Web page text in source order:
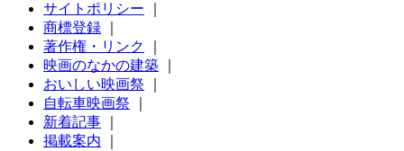
サイトポリシー
商標登録
著作権・リンク
映画のなかの建築
おいしい映画祭
自転車映画祭
新着記事
掲載案内